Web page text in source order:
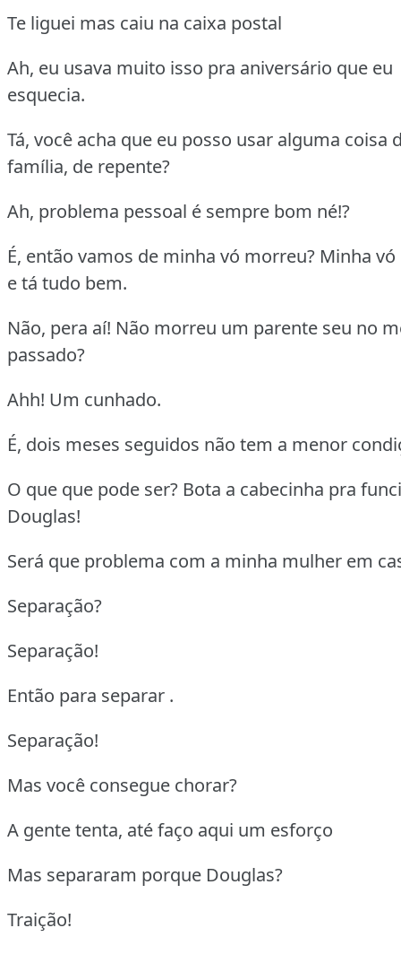
Te liguei mas caiu na caixa postal
Ah, eu usava muito isso pra aniversário que eu
esquecia.
Tá, você acha que eu posso usar alguma coisa
família, de repente?
Ah, problema pessoal é sempre bom né!?
É, então vamos de minha vó morreu? Minha
e tá tudo bem.
Não, pera aí! Não morreu um parente seu no
passado?
Ahh! Um cunhado.
É, dois meses seguidos não tem a menor
O que que pode ser? Bota a cabecinha pra
Douglas!
Será que problema com a minha mulher em
Separação?
Separação!
Então para separar .
Separação!
Mas você consegue chorar?
A gente tenta, até faço aqui um esforço
Mas separaram porque Douglas?
Traição!